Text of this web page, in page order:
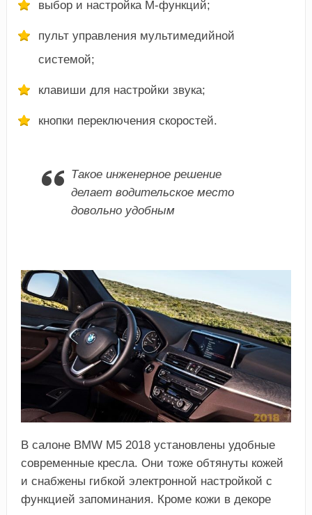
выбор и настройка М-функций;
пульт управления мультимедийной
системой;
клавиши для настройки звука;
кнопки переключения скоростей.
Такое инженерное решение
делает водительское место
довольно удобным
В салоне BMW M5 2018 установлены удобные
современные кресла. Они тоже обтянуты кожей
и снабжены гибкой электронной настройкой с
функцией запоминания. Кроме кожи в декоре